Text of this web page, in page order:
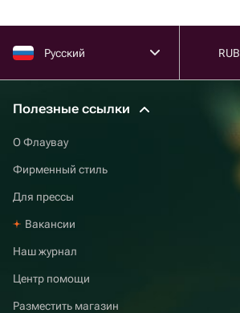
Русский RUB
Полезные ссылки
О Флаувау
Фирменный стиль
Для прессы
Вакансии
Наш журнал
Центр помощи
Разместить магазин